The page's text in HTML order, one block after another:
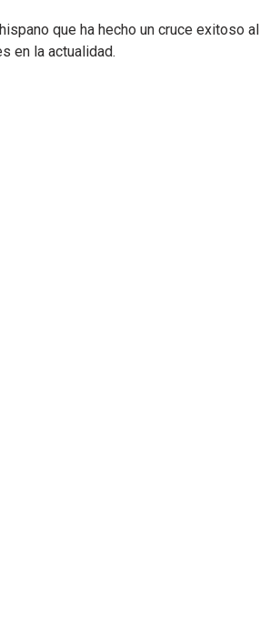
que ha hecho un cruce exitoso al
en la actualidad.